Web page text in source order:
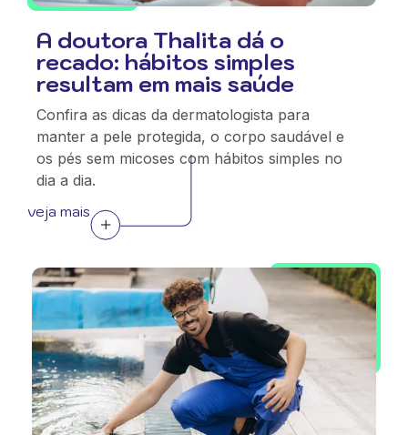
A doutora Thalita dá o
recado: hábitos simples
resultam em mais saúde
Confira as dicas da dermatologista para
manter a pele protegida, o corpo saudável e
os pés sem micoses com hábitos simples no
dia a dia.
veja mais